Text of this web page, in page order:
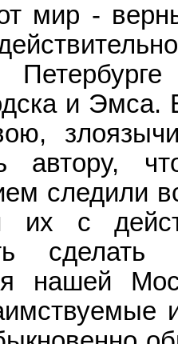
мир -
и Эмса.
автору,
следили
их с
сделать
нашей